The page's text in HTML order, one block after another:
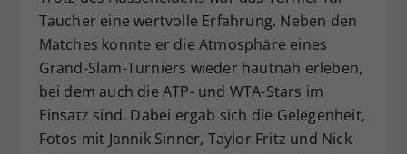
Taucher eine wertvolle Erfahrung. Neben den
Matches konnte er die Atmosphäre eines
Grand-Slam-Turniers wieder hautnah erleben,
bei dem auch die ATP- und WTA-Stars im
Einsatz sind. Dabei ergab sich die Gelegenheit,
Fotos mit Jannik Sinner, Taylor Fritz und Nick